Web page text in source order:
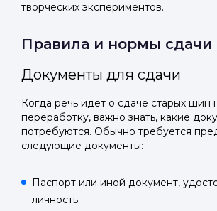
творческих экспериментов.
Правила и нормы
Документы для сдачи
Когда речь идет о сдаче старых шин
переработку, важно знать, какие
потребуются. Обычно требуется
следующие документы:
Паспорт или иной документ,
личность.